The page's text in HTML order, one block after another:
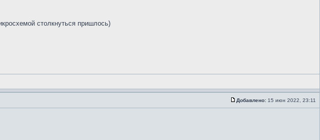
столкнуться пришлось)
Добавлено: 15 июн 2022, 23:11